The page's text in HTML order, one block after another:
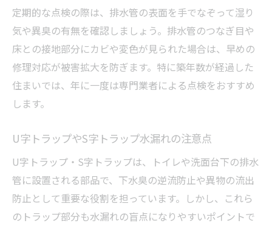
定期的な点検の際は、排水管の表面を手でなぞって湿り
気や異臭の有無を確認しましょう。排水管のつなぎ目や
床との接地部分にカビや変色が見られた場合は、早めの
修理対応が被害拡大を防ぎます。特に築年数が経過した
住まいでは、年に一度は専門業者による点検をおすすめ
します。
U字トラップやS字トラップ水漏れの注意点
U字トラップ・S字トラップは、トイレや洗面台下の排水
管に設置される部品で、下水臭の逆流防止や異物の流出
防止として重要な役割を担っています。しかし、これら
のトラップ部分も水漏れの盲点になりやすいポイントで